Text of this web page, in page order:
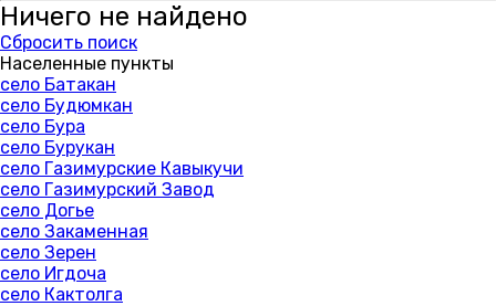
Ничего не найдено
Сбросить поиск
Населенные пункты
село Батакан
село Будюмкан
село Бура
село Бурукан
село Газимурские Кавыкучи
село Газимурский Завод
село Догье
село Закаменная
село Зерен
село Игдоча
село Кактолга